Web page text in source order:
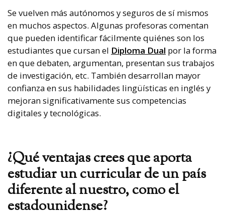
Se vuelven más autónomos y seguros de sí mismos
en muchos aspectos. Algunas profesoras comentan
que pueden identificar fácilmente quiénes son los
estudiantes que cursan el Diploma Dual por la forma
en que debaten, argumentan, presentan sus trabajos
de investigación, etc. También desarrollan mayor
confianza en sus habilidades lingüísticas en inglés y
mejoran significativamente sus competencias
digitales y tecnológicas.
¿Qué ventajas crees que aporta
estudiar un curricular de un país
diferente al nuestro, como el
estadounidense?